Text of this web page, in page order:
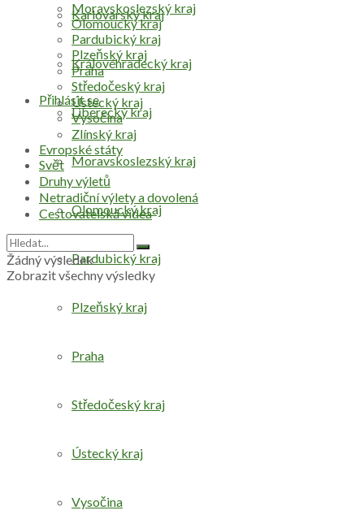
Přihlásit se
Karlovarský kraj
Královéhradecký kraj
Liberecký kraj
Moravskoslezský kraj
Olomoucký kraj
Pardubický kraj
Plzeňský kraj
Praha
Středočeský kraj
Ústecký kraj
Vysočina
Moravskoslezský kraj
Olomoucký kraj
Pardubický kraj
Plzeňský kraj
Praha
Středočeský kraj
Ústecký kraj
Vysočina
Zlínský kraj
Evropské státy
Svět
Druhy výletů
Netradiční výlety a dovolená
Cestovatelská videa
Žádný výsledek
Zobrazit všechny výsledky